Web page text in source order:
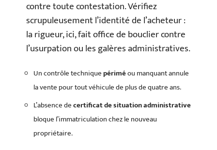
contre toute contestation. Vérifiez
scrupuleusement l’identité de l’acheteur :
la rigueur, ici, fait office de bouclier contre
l’usurpation ou les galères administratives.
Un contrôle techniquepériméou manquant annule
la vente pour tout véhicule de plus de quatre ans.
L’absence decertificat de situation administrative
bloque l’immatriculation chez le nouveau
propriétaire.